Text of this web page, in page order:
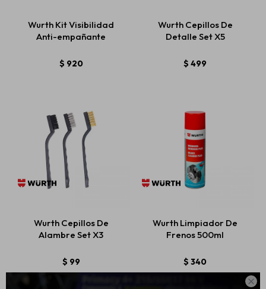

Wurth Kit Visibilidad
Anti-empañante
$ 920
Wurth Cepillos De
Detalle Set X5
$ 499
Wurth Cepillos De
Alambre Set X3
$ 99
Wurth Limpiador De
Frenos 500ml
$ 340